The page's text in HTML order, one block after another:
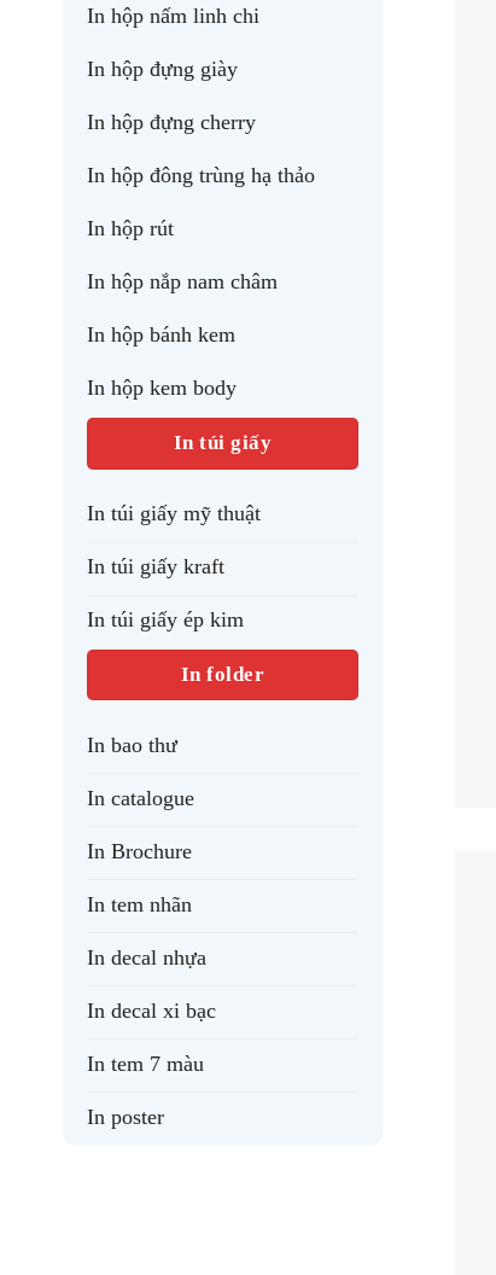
In hộp nấm linh chi
In hộp đựng giày
In hộp đựng cherry
In hộp đông trùng hạ thảo
In hộp rút
In hộp nắp nam châm
In hộp bánh kem
In hộp kem body
In túi giấy
In túi giấy mỹ thuật
In túi giấy kraft
In túi giấy ép kim
In folder
In bao thư
In catalogue
In Brochure
In tem nhãn
In decal nhựa
In decal xi bạc
In tem 7 màu
In poster